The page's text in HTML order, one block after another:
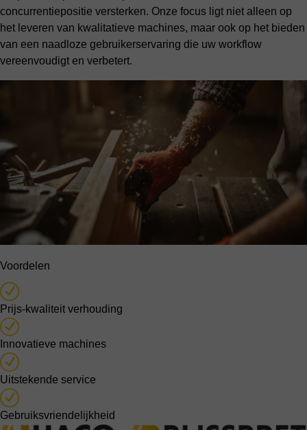
concurrentiepositie versterken. Onze focus ligt niet alleen op
het leveren van kwalitatieve machines, maar ook op het bieden
van een naadloze gebruikerservaring die uw workflow
vereenvoudigt en verbetert.
Voordelen
Prijs-kwaliteit verhouding
Innovatieve machines
Uitstekende service
Gebruiksvriendelijkheid